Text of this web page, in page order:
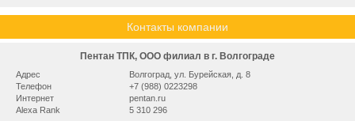
Контакты компании
Пентан ТПК, ООО филиал в г. Волгограде
Адрес
Волгоград, ул. Бурейская, д. 8
Телефон
+7 (988) 0223298
Интернет
pentan.ru
Alexa Rank
5 310 296